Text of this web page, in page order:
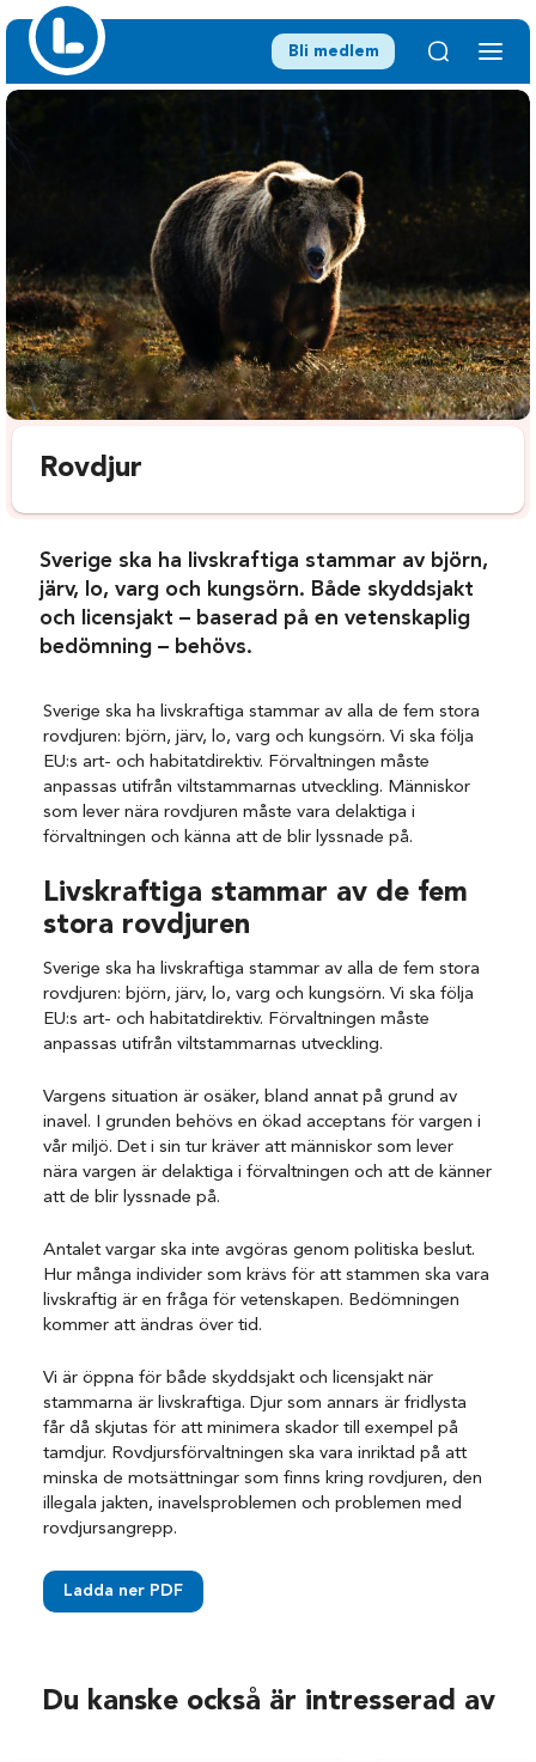
Bli medlem
Rovdjur
Sverige ska ha livskraftiga stammar av björn,
järv, lo, varg och kungsörn. Både skyddsjakt
och licensjakt – baserad på en vetenskaplig
bedömning – behövs.
Sverige ska ha livskraftiga stammar av alla de fem stora
rovdjuren: björn, järv, lo, varg och kungsörn. Vi ska följa
EU:s art- och habitatdirektiv. Förvaltningen måste
anpassas utifrån viltstammarnas utveckling. Människor
som lever nära rovdjuren måste vara delaktiga i
förvaltningen och känna att de blir lyssnade på.
Livskraftiga stammar av de fem
stora rovdjuren
Sverige ska ha livskraftiga stammar av alla de fem stora
rovdjuren: björn, järv, lo, varg och kungsörn. Vi ska följa
EU:s art- och habitatdirektiv. Förvaltningen måste
anpassas utifrån viltstammarnas utveckling.
Vargens situation är osäker, bland annat på grund av
inavel. I grunden behövs en ökad acceptans för vargen i
vår miljö. Det i sin tur kräver att människor som lever
nära vargen är delaktiga i förvaltningen och att de känner
att de blir lyssnade på.
Antalet vargar ska inte avgöras genom politiska beslut.
Hur många individer som krävs för att stammen ska vara
livskraftig är en fråga för vetenskapen. Bedömningen
kommer att ändras över tid.
Vi är öppna för både skyddsjakt och licensjakt när
stammarna är livskraftiga. Djur som annars är fridlysta
får då skjutas för att minimera skador till exempel på
tamdjur. Rovdjursförvaltningen ska vara inriktad på att
minska de motsättningar som finns kring rovdjuren, den
illegala jakten, inavelsproblemen och problemen med
rovdjursangrepp.
Ladda ner PDF
Du kanske också är intresserad av